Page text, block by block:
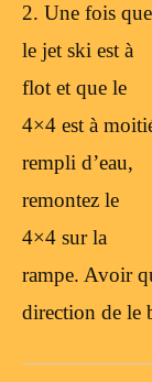
2. Une fois que
le jet ski est à
flot et que le
4×4 est à
rempli d’eau,
remontez le
4×4 sur la
rampe. Avoir
direction de le